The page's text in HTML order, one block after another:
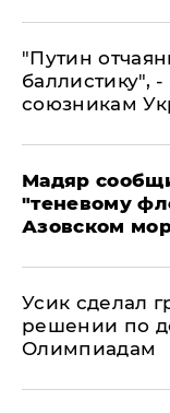
"Путин
баллистику",
союзникам
Мадяр
"теневому
Азовском
Усик сделал
решении по
Олимпиадам